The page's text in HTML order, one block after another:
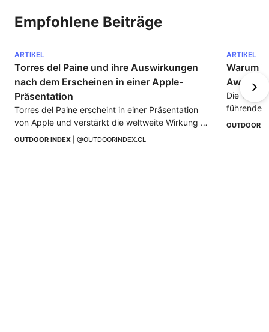
Empfohlene Beiträge
ARTIKEL
Torres del Paine und ihre Auswirkungen
nach dem Erscheinen in einer Apple-
Präsentation
Torres del Paine erscheint in einer Präsentation
von Apple und verstärkt die weltweite Wirkung
der chilenischen Patagonien als Symbol für Natur
OUTDOOR INDEX @OUTDOORINDEX.CL
ARTIKEL
Warum
Awards
Die
führendes
an.
OUTDOOR